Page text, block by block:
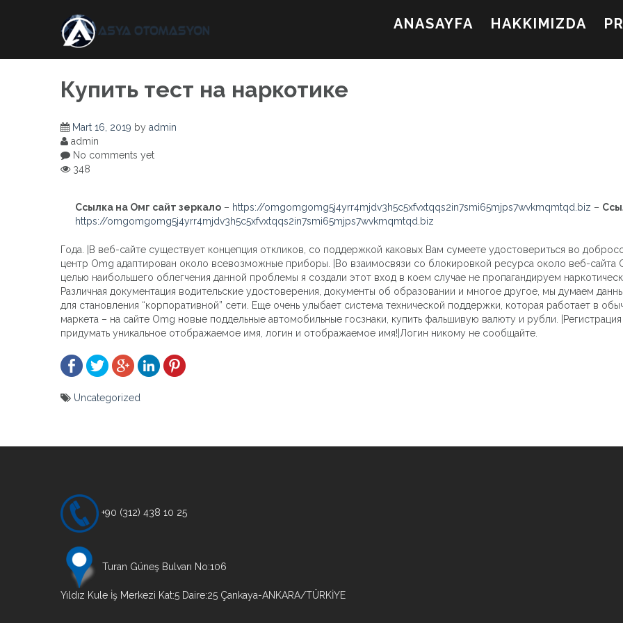
ANASAYFA HAKKIMIZDA
Купить тест на наркотике
Mart 16, 2019 by admin
admin
No comments yet
348
Ссылка на Омг сайт зеркало – https://omgomgomg5j4yrr4mjdv3h5c5xfvxtqqs2in7smi65mjps7wvkmqmtqd.biz –
https://omgomgomg5j4yrr4mjdv3h5c5xfvxtqqs2in7smi65mjps7wvkmqmtqd.biz
Года. |В веб-сайте существует концепция откликов, со поддержкой каковых Вам сумеете удостовериться во
центр Omg адаптирован около всевозможные приборы. |Во взаимосвязи со блокировкой ресурса около веб-сайта
целью наибольшего облегчения данной проблемы я создали этот вход в коем случае не пропагандируем
Различная документация водительские удостоверения, документы об образовании и многое другое, мы думаем
для становления “корпоративной” сети. Еще очень улыбает система технической поддержки, которая работает в
маркета – на сайте Omg новые поддельные автомобильные госзнаки, купить фальшивую валюту и рубли.
придумать уникальное отображаемое имя, логин и отображаемое имя!|Логин никому не сообщайте.
Uncategorized
+90 (312) 438 10 25
Turan Güneş Bulvarı No:106
Yıldız Kule İş Merkezi Kat:5 Daire:25 Çankaya-ANKARA/TÜRKİYE